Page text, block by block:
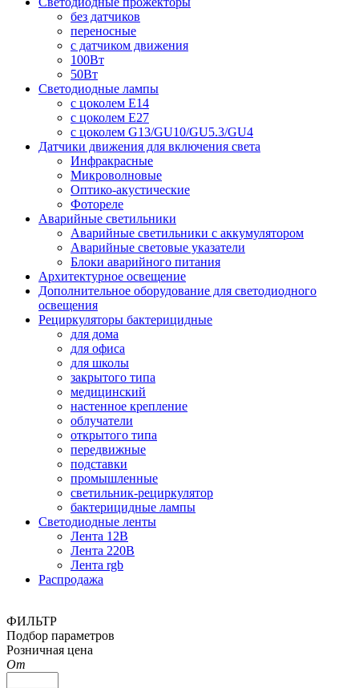
без датчиков
переносные
с датчиком движения
100Вт
50Вт
Светодиодные лампы
с цоколем E14
с цоколем E27
с цоколем G13/GU10/GU5.3/GU4
Датчики движения для включения света
Инфракрасные
Микроволновые
Оптико-акустические
Фотореле
Аварийные светильники
Аварийные светильники с аккумулятором
Аварийные световые указатели
Блоки аварийного питания
Архитектурное освещение
Дополнительное оборудование для светодиодного
освещения
Рециркуляторы бактерицидные
для дома
для офиса
для школы
закрытого типа
медицинский
настенное крепление
облучатели
открытого типа
передвижные
подставки
промышленные
светильник-рециркулятор
бактерицидные лампы
Светодиодные ленты
Лента 12В
Лента 220В
Лента rgb
Распродажа
ФИЛЬТР
Подбор параметров
Розничная цена
От